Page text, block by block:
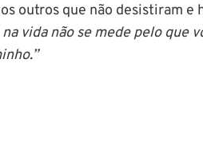
outros que não desistiram e
vida não se mede pelo que